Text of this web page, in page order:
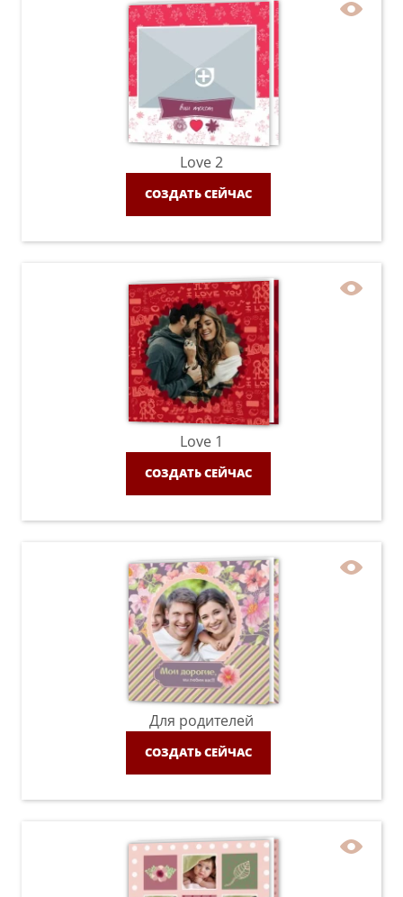
Love 2
СОЗДАТЬ СЕЙЧАС
Love 1
СОЗДАТЬ СЕЙЧАС
Для родителей
СОЗДАТЬ СЕЙЧАС